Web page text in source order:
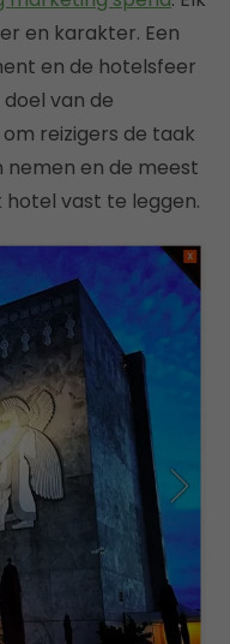
en karakter. Een
en de hotelsfeer
van de
reizigers de taak
en de meest
vast te leggen.